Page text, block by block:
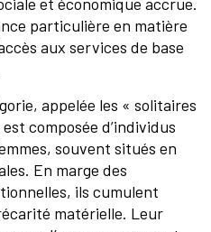
particulière en matière
aux services de base
appelée les « solitaires
composée d’individus
souvent situés en
En marge des
ils cumulent
matérielle. Leur